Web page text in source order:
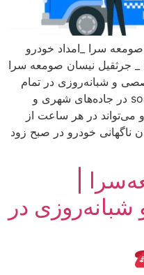
سرا _امداد خودرو
نیسان صومعه سرا
و شبانه‌روزی در تمام
مسیرها_09115506904_ sos1893.ir در جاده‌های شهری و
در هر ساعت از
ناگهانی خودرو در صبح زود
|
در